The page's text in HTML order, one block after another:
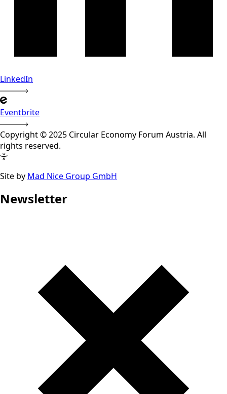
LinkedIn
Eventbrite
Copyright © 2025 Circular Economy Forum Austria. All
rights reserved.
Site by Mad Nice Group GmbH
Newsletter